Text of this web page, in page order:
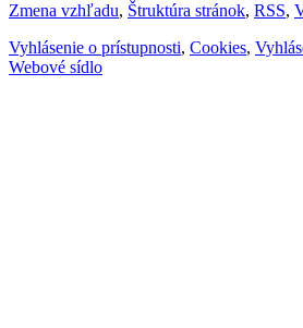
Zmena vzhľadu, Štruktúra stránok, RSS,
Vyhlásenie o prístupnosti, Cookies,
Webové sídlo